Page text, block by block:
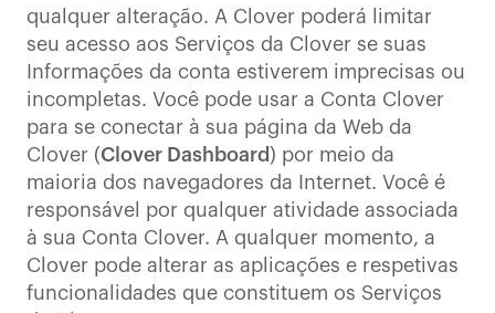
qualquer alteração. A Clover poderá limitar
seu acesso aos Serviços da Clover se suas
Informações da conta estiverem imprecisas ou
incompletas. Você pode usar a Conta Clover
para se conectar à sua página da Web da
Clover (Clover Dashboard ) por meio da
maioria dos navegadores da Internet. Você é
responsável por qualquer atividade associada
à sua Conta Clover. A qualquer momento, a
Clover pode alterar as aplicações e respetivas
funcionalidades que constituem os Serviços